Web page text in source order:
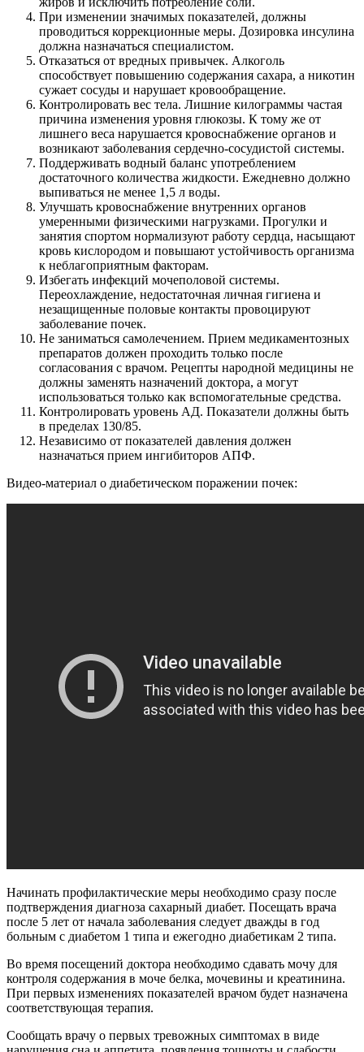
При изменении значимых показателей, должны
проводиться коррекционные меры. Дозировка инсулина
должна назначаться специалистом.
Отказаться от вредных привычек. Алкоголь
способствует повышению содержания сахара, а никотин
сужает сосуды и нарушает кровообращение.
Контролировать вес тела. Лишние килограммы частая
причина изменения уровня глюкозы. К тому же от
лишнего веса нарушается кровоснабжение органов и
возникают заболевания сердечно-сосудистой системы.
Поддерживать водный баланс употреблением
достаточного количества жидкости. Ежедневно должно
выпиваться не менее 1,5 л воды.
Улучшать кровоснабжение внутренних органов
умеренными физическими нагрузками. Прогулки и
занятия спортом нормализуют работу сердца, насыщают
кровь кислородом и повышают устойчивость организма
к неблагоприятным факторам.
Избегать инфекций мочеполовой системы.
Переохлаждение, недостаточная личная гигиена и
незащищенные половые контакты провоцируют
заболевание почек.
Не заниматься самолечением. Прием медикаментозных
препаратов должен проходить только после
согласования с врачом. Рецепты народной медицины не
должны заменять назначений доктора, а могут
использоваться только как вспомогательные средства.
Контролировать уровень АД. Показатели должны быть
в пределах 130/85.
Независимо от показателей давления должен
назначаться прием ингибиторов АПФ.
Видео-материал о диабетическом поражении почек:
Начинать профилактические меры необходимо сразу после
подтверждения диагноза сахарный диабет. Посещать врача
после 5 лет от начала заболевания следует дважды в год
больным с диабетом 1 типа и ежегодно диабетикам 2 типа.
Во время посещений доктора необходимо сдавать мочу для
контроля содержания в моче белка, мочевины и креатинина.
При первых изменениях показателей врачом будет назначена
соответствующая терапия.
Сообщать врачу о первых тревожных симптомах в виде